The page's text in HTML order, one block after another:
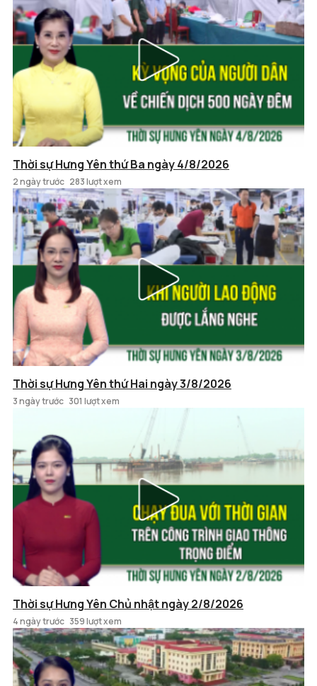
Thời sự Hưng Yên thứ Ba ngày 4/8/2026
2 ngày trước 283 lượt xem
Thời sự Hưng Yên thứ Hai ngày 3/8/2026
3 ngày trước 301 lượt xem
Thời sự Hưng Yên Chủ nhật ngày 2/8/2026
4 ngày trước 359 lượt xem